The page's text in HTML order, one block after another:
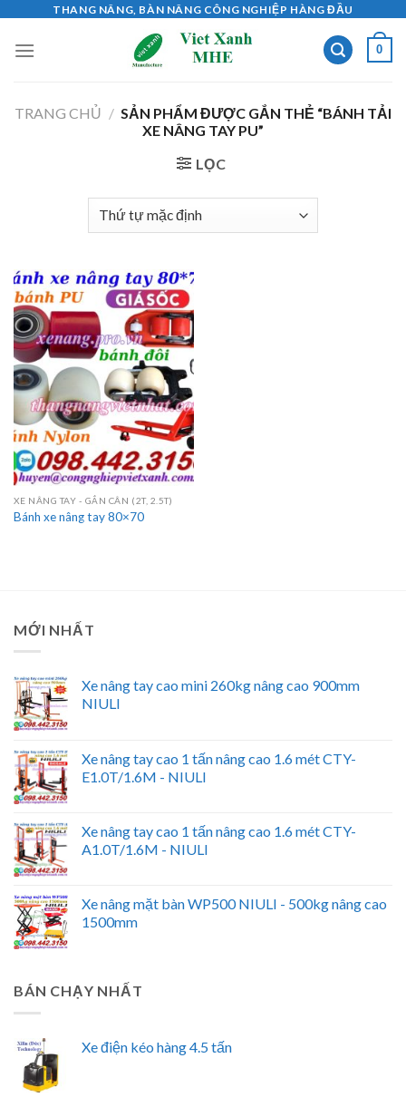
content
THANG NÂNG, BÀN NÂNG CÔNG NGHIỆP HÀNG ĐẦU
0
TRANG CHỦ / SẢN PHẨM ĐƯỢC GẮN THẺ “BÁNH TẢI
XE NÂNG TAY PU”
LỌC
XE NÂNG TAY - GẮN CÂN (2T, 2.5T)
Bánh xe nâng tay 80×70
MỚI NHẤT
Xe nâng tay cao mini 260kg nâng cao 900mm
NIULI
Xe nâng tay cao 1 tấn nâng cao 1.6 mét CTY-
E1.0T/1.6M - NIULI
Xe nâng tay cao 1 tấn nâng cao 1.6 mét CTY-
A1.0T/1.6M - NIULI
Xe nâng mặt bàn WP500 NIULI - 500kg nâng cao
1500mm
BÁN CHẠY NHẤT
Xe điện kéo hàng 4.5 tấn